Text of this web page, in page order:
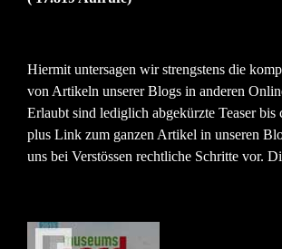
Hiermit untersagen wir strengstens die
von Artikeln unserer Blogs in anderen
Erlaubt sind lediglich abgekürzte Teaser bis
plus Link zum ganzen Artikel in unseren
uns bei Verstössen rechtliche Schritte vor.